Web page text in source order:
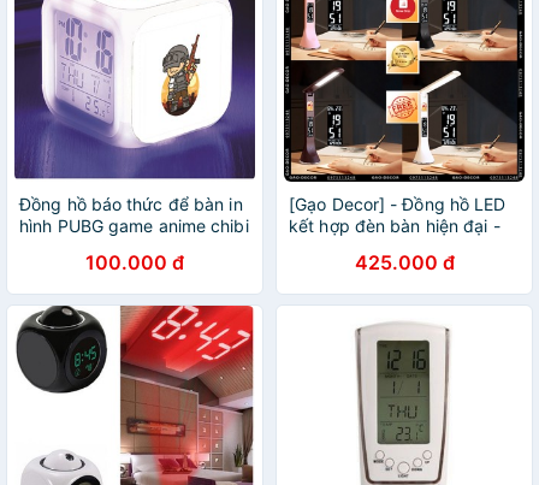
Đồng hồ báo thức để bàn in
hình PUBG game anime chibi
100.000 đ
[Gạo Decor] - Đồng hồ LED
kết hợp đèn bàn hiện đại -
425.000 đ